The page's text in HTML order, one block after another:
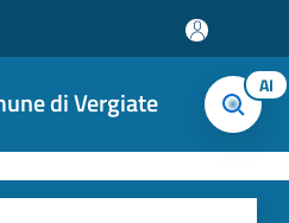
di Vergiate AI